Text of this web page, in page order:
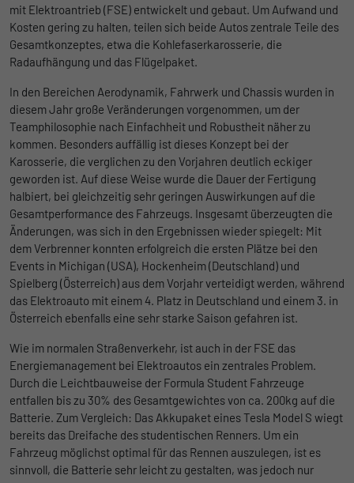
mit Elektroantrieb (FSE) entwickelt und gebaut. Um Aufwand und
Kosten gering zu halten, teilen sich beide Autos zentrale Teile des
Gesamtkonzeptes, etwa die Kohlefaserkarosserie, die
Radaufhängung und das Flügelpaket.
In den Bereichen Aerodynamik, Fahrwerk und Chassis wurden in
diesem Jahr große Veränderungen vorgenommen, um der
Teamphilosophie nach Einfachheit und Robustheit näher zu
kommen. Besonders auffällig ist dieses Konzept bei der
Karosserie, die verglichen zu den Vorjahren deutlich eckiger
geworden ist. Auf diese Weise wurde die Dauer der Fertigung
halbiert, bei gleichzeitig sehr geringen Auswirkungen auf die
Gesamtperformance des Fahrzeugs. Insgesamt überzeugten die
Änderungen, was sich in den Ergebnissen wieder spiegelt: Mit
dem Verbrenner konnten erfolgreich die ersten Plätze bei den
Events in Michigan (USA), Hockenheim (Deutschland) und
Spielberg (Österreich) aus dem Vorjahr verteidigt werden, während
das Elektroauto mit einem 4. Platz in Deutschland und einem 3. in
Österreich ebenfalls eine sehr starke Saison gefahren ist.
Wie im normalen Straßenverkehr, ist auch in der FSE das
Energiemanagement bei Elektroautos ein zentrales Problem.
Durch die Leichtbauweise der Formula Student Fahrzeuge
entfallen bis zu 30% des Gesamtgewichtes von ca. 200kg auf die
Batterie. Zum Vergleich: Das Akkupaket eines Tesla Model S wiegt
bereits das Dreifache des studentischen Renners. Um ein
Fahrzeug möglichst optimal für das Rennen auszulegen, ist es
sinnvoll, die Batterie sehr leicht zu gestalten, was jedoch nur
Zweck
zur Hilfe, um die Anforderungsrate zu
drosseln und die Datenerfassung auf
Websites mit hohem Datenverkehr zu
begrenzen.
Name _gid
Anbieter Google
Laufzeit 1 Tag
Zweck
Registriert eine eindeutige ID, die
verwendet wird, um statistische Daten
dazu, wie der Besucher die Website nutzt,
zu generieren.
Name _gat_UA-139898258-1
Anbieter Google
Laufzeit 1 Tag
Zweck
Google Analytics nimmt sich diesen Cookie
zur Hilfe, um die Anforderungsrate zu
drosseln und die Datenerfassung auf
Websites mit hohem Datenverkehr zu
Anbieter LinkedIn
Laufzeit 6 Monate
Zweck
Verwendung von Cookies für nicht
wesentliche Zwecke.
Name lidc
Anbieter LinkedIn
Laufzeit 1 Tag
Zweck
Wird für die Datenweiterleitung von einem
Server an einen anderen verwendet.
Anbieter LinkedIn
Laufzeit 2 Jahre
Zweck
Browser-ID-Cookie zur eindeutigen
Identifizierung von Geräten, die auf
LinkedIn-Dienste zugreifen.